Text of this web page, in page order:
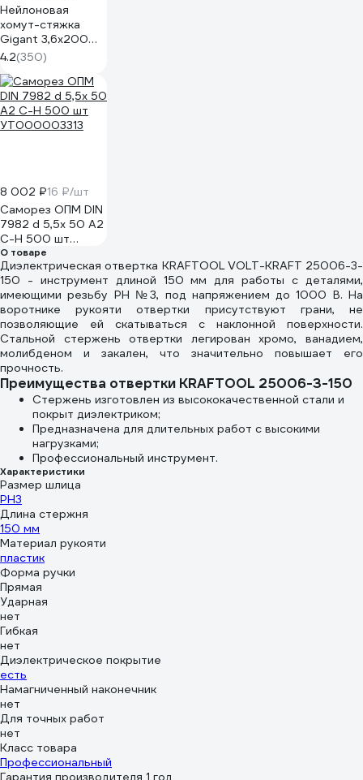
Нейлоновая
хомут-стяжка
Gigant 3,6х200
черный, 100 шт
G/1/4
4.2(350)
8 002 ₽16 ₽/шт
Саморез ОПМ DIN
7982 d 5,5х 50 А2
С-Н 500 шт
УТ000003313
О товаре
Диэлектрическая отвертка KRAFTOOL VOLT-KRAFT 25006-3-
150 - инструмент длиной 150 мм для работы с деталями,
имеющими резьбу PH №3, под напряжением до 1000 В. На
воротнике рукояти отвертки присутствуют грани, не
позволяющие ей скатываться с наклонной поверхности.
Стальной стержень отвертки легирован хромо, ванадием,
молибденом и закален, что значительно повышает его
прочность.
Преимущества отвертки KRAFTOOL 25006-3-150
Стержень изготовлен из высококачественной стали и
покрыт диэлектриком;
Предназначена для длительных работ с высокими
нагрузками;
Профессиональный инструмент.
Характеристики
Размер шлица
PH3
Длина стержня
150 мм
Материал рукояти
пластик
Форма ручки
Прямая
Ударная
нет
Гибкая
нет
Диэлектрическое покрытие
есть
Намагниченный наконечник
нет
Для точных работ
нет
Класс товара
Профессиональный
Гарантия производителя 1 год